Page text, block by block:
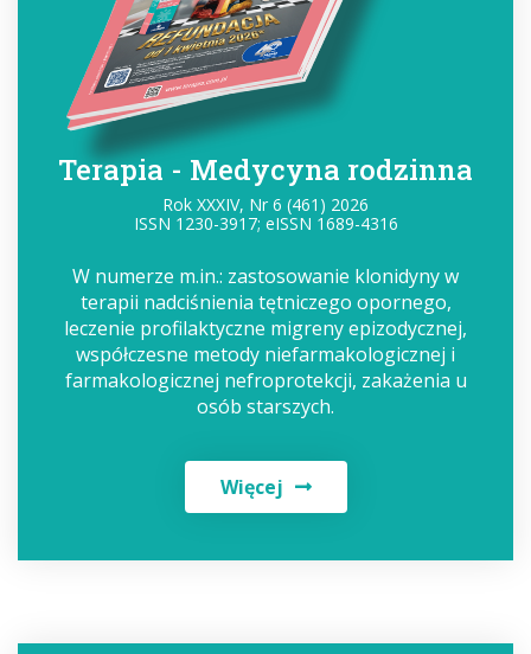
Terapia - Medycyna rodzinna
Rok XXXIV, Nr 6 (461) 2026
ISSN 1230-3917; eISSN 1689-4316
W numerze m.in.: zastosowanie klonidyny w
terapii nadciśnienia tętniczego opornego,
leczenie profilaktyczne migreny epizodycznej,
współczesne metody niefarmakologicznej i
farmakologicznej nefroprotekcji, zakażenia u
osób starszych.
Więcej